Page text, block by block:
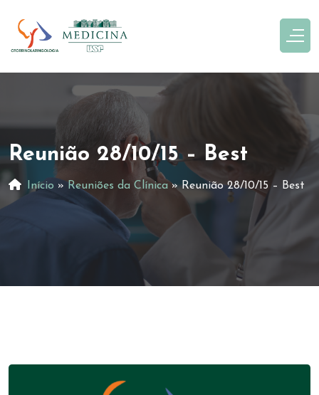
Reunião 28/10/15 – Best
Início » Reuniões da Clínica »Reunião 28/10/15 – Best